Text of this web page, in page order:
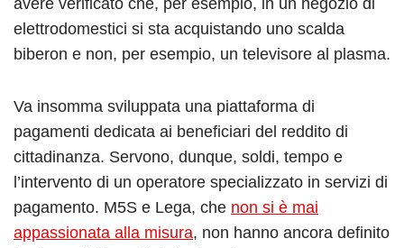
avere verificato che, per esempio, in un negozio di
elettrodomestici si sta acquistando uno scalda
biberon e non, per esempio, un televisore al plasma.
Va insomma sviluppata una piattaforma di
pagamenti dedicata ai beneficiari del reddito di
cittadinanza. Servono, dunque, soldi, tempo e
l’intervento di un operatore specializzato in servizi di
pagamento. M5S e Lega, che non si è mai
appassionata alla misura, non hanno ancora definito